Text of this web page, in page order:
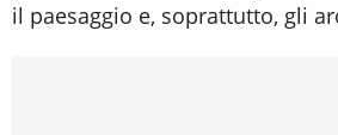
il paesaggio e, soprattutto, gli